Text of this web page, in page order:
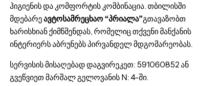
ჰიგიენის და კომფორტის კომბინაცია. თბილისში
მდებარეავტოსამრეცხაო “პრიალა”გთავაზობთ
ხარისხიან ქიმწმენდას, რომელიც თქვენი მანქანის
ინტერიერს აბრუნებს პირვანდელ მდგომარეობას.
სერვისის მისაღებად დაგვირეკეთ: 591060852 ან
გვეწვიეთ მარშალ გელოვანის N: 4-ში.